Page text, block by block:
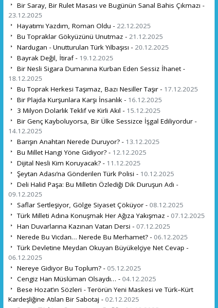
Bir Saray, Bir Rulet Masası ve Bugünün Sanal Bahis Çıkmazı -
23.12.2025
Hayatımı Yazdım, Roman Oldu - 22.12.2025
Bu Topraklar Gökyüzünü Unutmaz - 21.12.2025
Nardugan - Unutturulan Türk Yılbaşısı - 20.12.2025
Bayrak Değil, İtiraf - 19.12.2025
Bir Nesli Sigara Dumanına Kurban Eden Sessiz İhanet -
18.12.2025
Bu Toprak Herkesi Taşımaz, Bazı Nesiller Taşır - 17.12.2025
Bir Plajda Kurşunlara Karşı İnsanlık - 16.12.2025
3 Milyon Dolarlık Teklif ve Kirli Akıl - 15.12.2025
Bir Genç Kayboluyorsa, Bir Ülke Sessizce İşgal Ediliyordur -
14.12.2025
Barışın Anahtarı Nerede Duruyor? - 13.12.2025
Bu Millet Hangi Yöne Gidiyor? - 12.12.2025
Dijital Nesli Kim Koruyacak? - 11.12.2025
Şeytan Adası’na Gönderilen Türk Polisi - 10.12.2025
Deli Halid Paşa: Bu Milletin Özlediği Dik Duruşun Adı -
09.12.2025
Saflar Sertleşiyor, Gölge Siyaset Çöküyor - 08.12.2025
Türk Milleti Adına Konuşmak Her Ağıza Yakışmaz - 07.12.2025
Han Duvarlarına Kazınan Vatan Dersi - 07.12.2025
Nerede Bu Vicdan… Nerede Bu Merhamet? - 06.12.2025
Türk Devletine Meydan Okuyan Büyükelçiye Net Cevap -
06.12.2025
Nereye Gidiyor Bu Toplum? - 05.12.2025
Cengiz Han Müslüman Olsaydı… - 04.12.2025
Bese Hozat’ın Sözleri - Terörün Yeni Maskesi ve Türk–Kürt
Kardeşliğine Atılan Bir Sabotaj - 02.12.2025